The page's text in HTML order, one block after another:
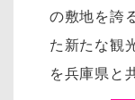
の敷地を誇
た新たな観
を兵庫県と